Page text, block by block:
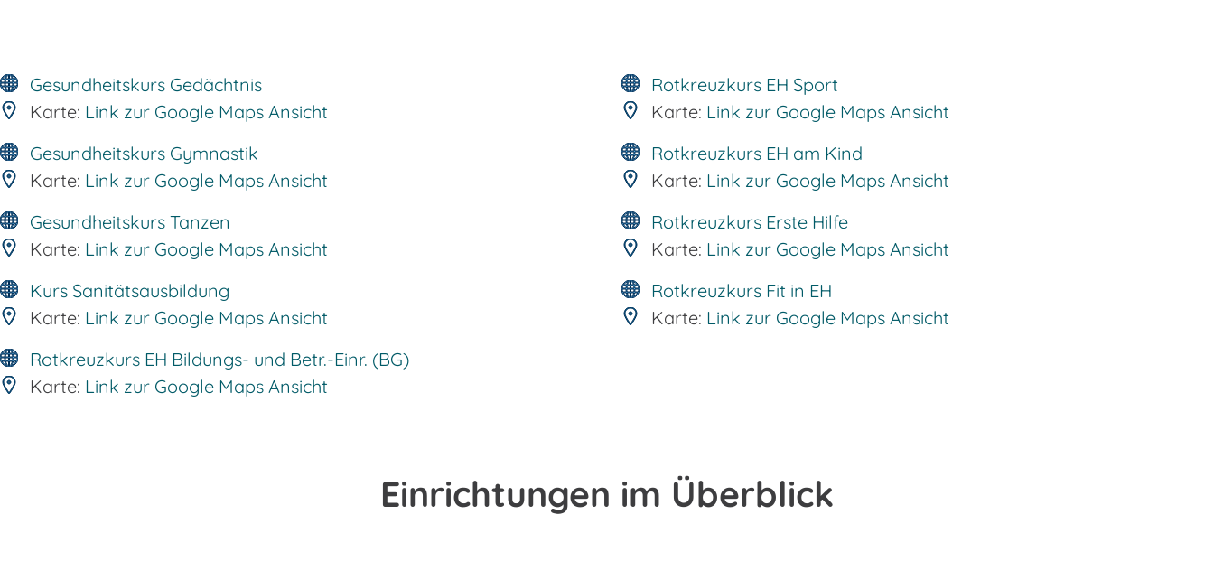
Gesundheitskurs Gedächtnis
Karte: Link zur Google Maps Ansicht
Gesundheitskurs Gymnastik
Karte: Link zur Google Maps Ansicht
Gesundheitskurs Tanzen
Karte: Link zur Google Maps Ansicht
Kurs Sanitätsausbildung
Karte: Link zur Google Maps Ansicht
Rotkreuzkurs EH Bildungs- und Betr.-Einr. (BG)
Karte: Link zur Google Maps Ansicht
Rotkreuzkurs EH Sport
Karte: Link zur Google Maps Ansicht
Rotkreuzkurs EH am Kind
Karte: Link zur Google Maps Ansicht
Rotkreuzkurs Erste Hilfe
Karte: Link zur Google Maps Ansicht
Rotkreuzkurs Fit in EH
Karte: Link zur Google Maps Ansicht
Einrichtungen im Überblick